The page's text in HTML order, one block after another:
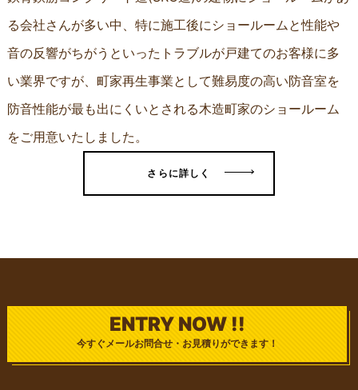
る会社さんが多い中、特に施工後にショールームと性能や
音の反響がちがうといったトラブルが戸建てのお客様に多
い業界ですが、町家再生事業として難易度の高い防音室を
防音性能が最も出にくいとされる木造町家のショールーム
をご用意いたしました。
さらに詳しく
ENTRY NOW !!
今すぐメールお問合せ・お見積りができます！